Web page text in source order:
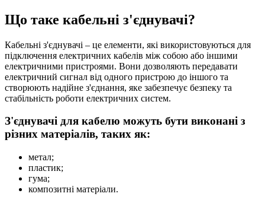
Що таке кабельні з'єднувачі?
Кабельні з'єднувачі – це елементи, які використовуються для
підключення електричних кабелів між собою або іншими
електричними пристроями. Вони дозволяють передавати
електричний сигнал від одного пристрою до іншого та
створюють надійне з'єднання, яке забезпечує безпеку та
стабільність роботи електричних систем.
З'єднувачі для кабелю можуть бути виконані з
різних матеріалів, таких як:
метал;
пластик;
гума;
композитні матеріали.